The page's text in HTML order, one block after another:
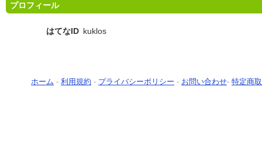
プロフィール
はてなID kuklos
ホーム - 利用規約 - プライバシーポリシー - お問い合わせ- 特定商